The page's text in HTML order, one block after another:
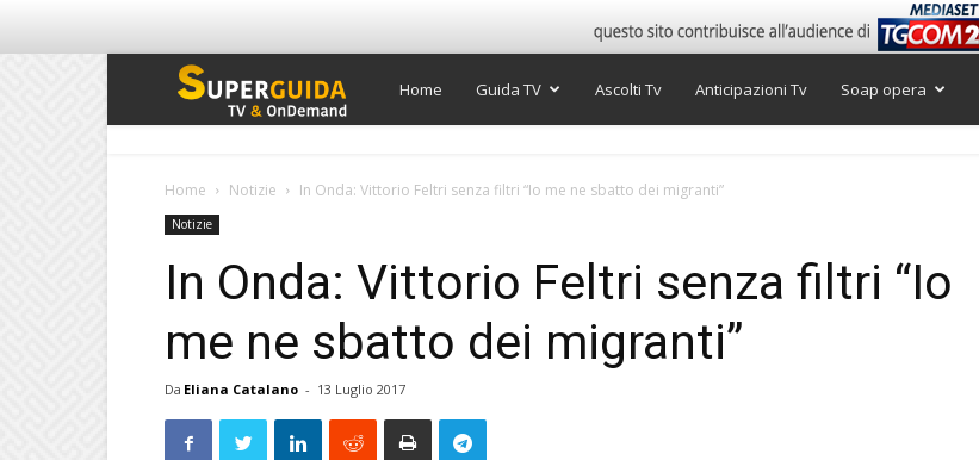
Super
Home Guida TV Ascolti Tv Anticipazioni Tv Soap opera
Home Notizie In Onda: Vittorio Feltri senza filtri “Io me ne sbatto dei migranti”
Notizie
In Onda: Vittorio Feltri senza filtri “Io
me ne sbatto dei migranti”
Da Eliana Catalano - 13 Luglio 2017